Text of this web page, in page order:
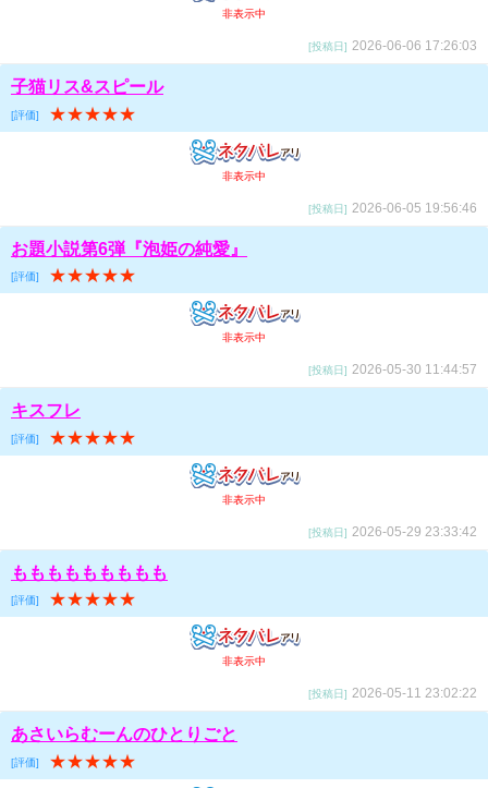
非表示中
[投稿日] 2026-06-06 17:26:03
子猫リス&スピール
[評価] ★★★★★
非表示中
[投稿日] 2026-06-05 19:56:46
お題小説第6弾『泡姫の純愛』
[評価] ★★★★★
非表示中
[投稿日] 2026-05-30 11:44:57
キスフレ
[評価] ★★★★★
非表示中
[投稿日] 2026-05-29 23:33:42
ももももももももも
[評価] ★★★★★
非表示中
[投稿日] 2026-05-11 23:02:22
あさいらむーんのひとりごと
[評価] ★★★★★